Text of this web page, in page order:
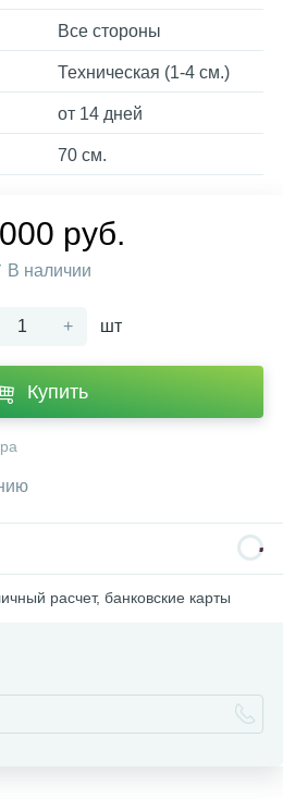
Все стороны
Техническая (1-4 см.)
от 14 дней
70 см.
руб.
В наличии
+ шт
Купить
расчет, банковские карты